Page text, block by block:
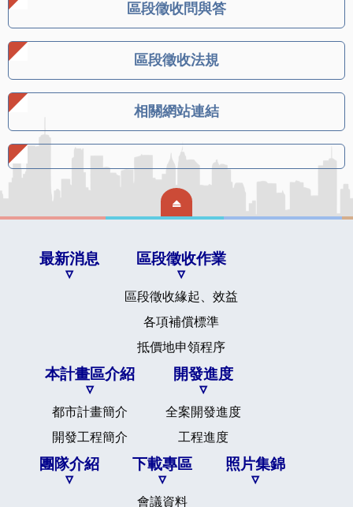
區段徵收問與答
區段徵收法規
相關網站連結
最新消息 區段徵收作業
區段徵收緣起、效益
各項補償標準
抵價地申領程序
本計畫區介紹
都市計畫簡介
開發工程簡介
開發進度
全案開發進度
工程進度
團隊介紹 下載專區
會議資料
照片集錦